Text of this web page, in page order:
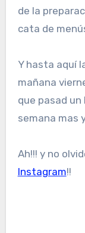
de la
cata de
Y hasta aquí
mañana
que pasad un
semana mas
Ah!!! y no
Instagram!!